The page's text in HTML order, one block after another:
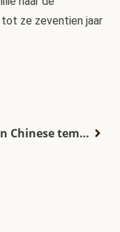
tot ze zeventien jaar
32 – Een Chinese tempel in Dili, Oost-Timor